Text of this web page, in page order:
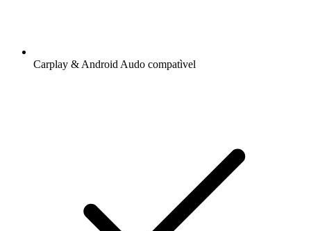
Carplay & Android Audo compatìvel